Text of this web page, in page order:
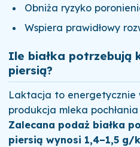
Obniża ryzyko
Wspiera prawidłowy
Ile białka potrzebują
piersią?
Laktacja to energetycznie
produkcja mleka
Zalecana podaż białka
piersią wynosi 1,4–1,5 g/